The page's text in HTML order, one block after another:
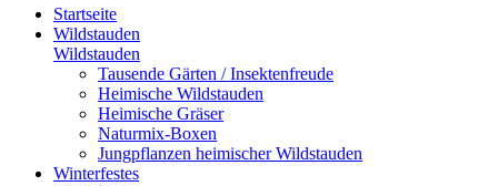
Startseite
Wildstauden
Wildstauden
Tausende Gärten / Insektenfreude
Heimische Wildstauden
Heimische Gräser
Naturmix-Boxen
Jungpflanzen heimischer Wildstauden
Winterfestes